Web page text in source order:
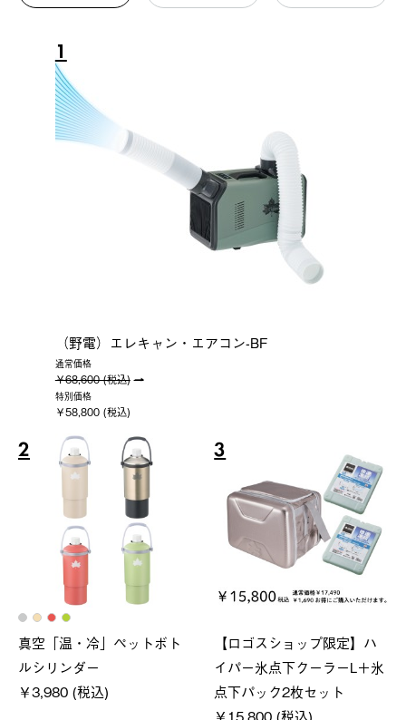
1
（野電）エレキャン・エアコン-BF
通常価格
￥68,600 (税込)
特別価格
￥58,800 (税込)
2
真空「温・冷」ペットボト
ルシリンダー
￥3,980 (税込)
3
【ロゴスショップ限定】ハ
イパー氷点下クーラーL＋氷
点下パック2枚セット
￥15,800 (税込)